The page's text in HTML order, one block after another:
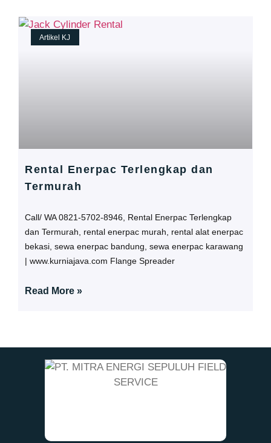
Artikel KJ
Rental Enerpac Terlengkap dan
Termurah
Call/ WA 0821-5702-8946, Rental Enerpac Terlengkap
dan Termurah, rental enerpac murah, rental alat enerpac
bekasi, sewa enerpac bandung, sewa enerpac karawang
| www.kurniajava.com Flange Spreader
Read More »